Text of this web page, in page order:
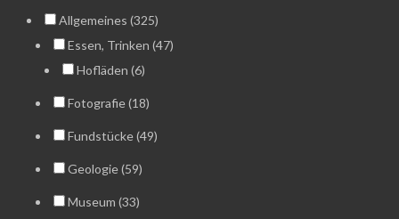
Allgemeines (325)
Essen, Trinken (47)
Hofläden (6)
Fotografie (18)
Fundstücke (49)
Geologie (59)
Museum (33)